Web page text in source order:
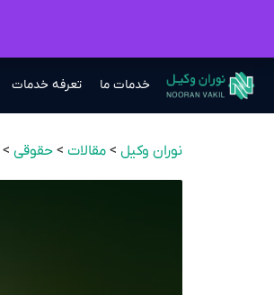
خدمات ما تعرفه خدمات
نوران وکیل > مقالات > حقوقی >